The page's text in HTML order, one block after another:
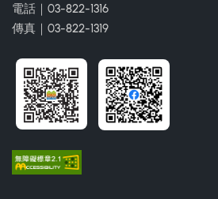
電話｜03-822-1316
傳真｜03-822-1319